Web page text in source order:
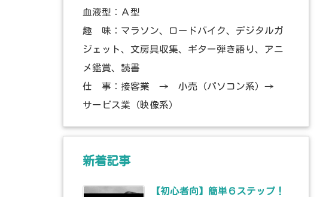
血液型：Ａ型
趣 味：マラソン、ロードバイク、デジタルガ
ジェット、文房具収集、ギター弾き語り、アニ
メ鑑賞、読書
仕 事：接客業 → 小売（パソコン系）→
サービス業（映像系）
新着記事
【初心者向】簡単６ステップ！